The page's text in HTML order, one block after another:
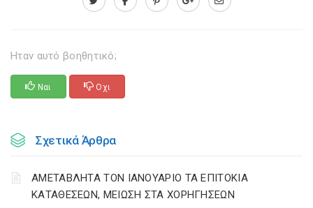
Ηταν αυτό βοηθητικό;
Ναι Οχι
Σχετικά Άρθρα
ΑΜΕΤΑΒΛΗΤΑ ΤΟΝ ΙΑΝΟΥΑΡΙΟ ΤΑ ΕΠΙΤΟΚΙΑ
ΚΑΤΑΘΕΣΕΩΝ, ΜΕΙΩΣΗ ΣΤΑ ΧΟΡΗΓΗΣΕΩΝ